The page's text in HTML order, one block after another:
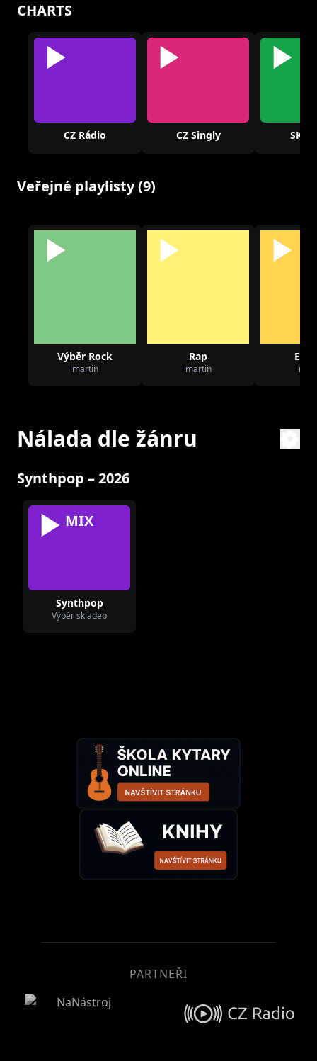
CHARTS
CZ Rádio CZ Singly SK
Veřejné playlisty (9)
Výběr Rock
martin
Rap
martin
Nálada dle žánru
Synthpop – 2026
MIX
Synthpop
Výběr skladeb
PARTNEŘI